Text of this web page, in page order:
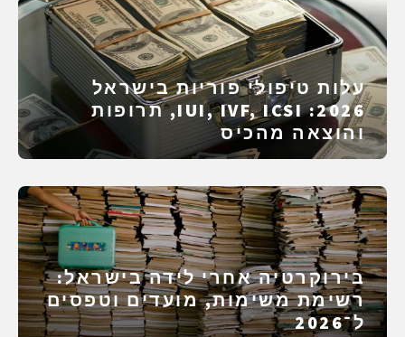
עלות טיפולי פוריות בישראל
2026: IUI, IVF, ICSI, תרופות
והוצאה מהכיס
בירוקרטיה אחרי לידה בישראל:
רשימת משימות, מועדים וטפסים
ל־2026